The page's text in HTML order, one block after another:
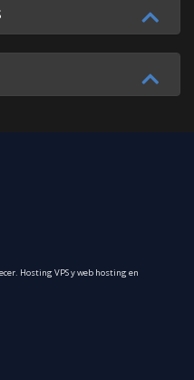
Hosting VPS y web hosting en